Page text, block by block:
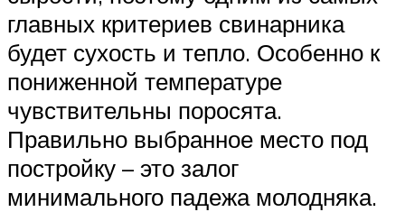
главных критериев свинарника
будет сухость и тепло. Особенно к
пониженной температуре
чувствительны поросята.
Правильно выбранное место под
постройку – это залог
минимального падежа молодняка.